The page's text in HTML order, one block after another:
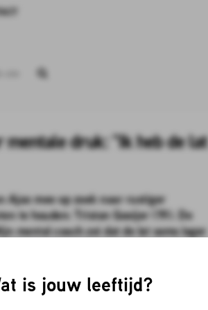
druk: "Ik heb de lat
Ajax mee op zoek naar rustiger
te houden: Tristan Gooijer (19). De
mental coach zei dat de lat soms lager
generatie die in een onzekere wereld opgroeit. De
is jouw leeftijd?